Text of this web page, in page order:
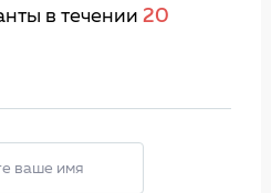
в течении 20